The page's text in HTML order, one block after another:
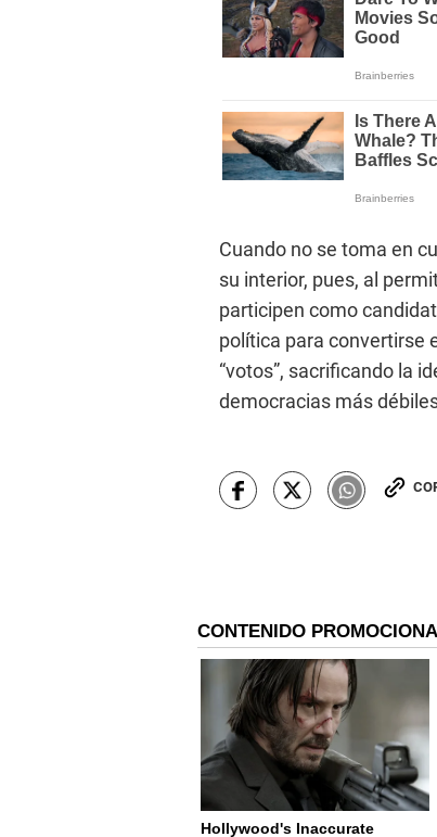
Cuando no se toma en
su interior, pues, al
participen como
política para convertirse
“votos”, sacrificando la
democracias más